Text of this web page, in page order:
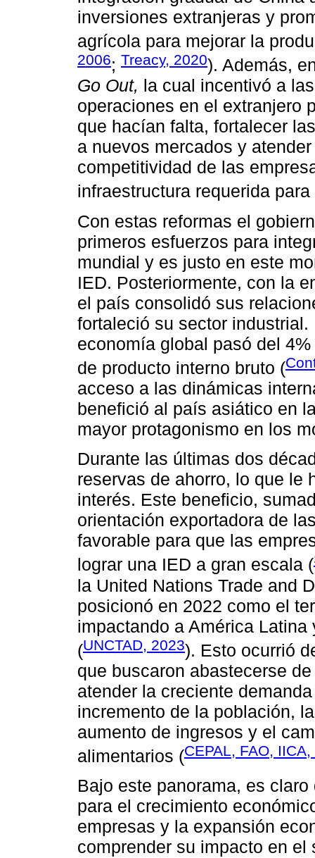
inversiones extranjeras y
agrícola para mejorar la
2006; Treacy, 2020). Además,
Go Out, la cual incentivó a
operaciones en el extranjero
que hacían falta, fortalecer
a nuevos mercados y
competitividad de las
infraestructura requerida para
Con estas reformas el
primeros esfuerzos para
mundial y es justo en este
IED. Posteriormente, con la
el país consolidó sus
fortaleció su sector
economía global pasó del
de producto interno bruto (
acceso a las dinámicas
benefició al país asiático en
mayor protagonismo en los
Durante las últimas dos
reservas de ahorro, lo que le
interés. Este beneficio,
orientación exportadora de
favorable para que las
lograr una IED a gran escala (
la United Nations Trade and
posicionó en 2022 como el
impactando a América
(UNCTAD, 2023). Esto ocurrió
que buscaron abastecerse
atender la creciente
incremento de la población,
aumento de ingresos y el
alimentarios (CEPAL, FAO,
Bajo este panorama, es
para el crecimiento
empresas y la expansión
comprender su impacto en